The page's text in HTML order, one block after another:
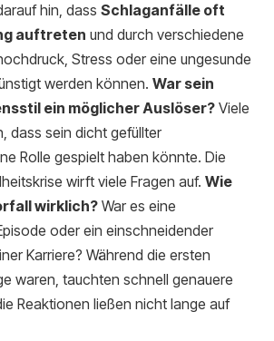
hin, dass Schlaganfälle oft
auftreten und durch verschiedene
Stress oder eine ungesunde
werden können. War sein
ein möglicher Auslöser? Viele
dass sein dicht gefüllter
Rolle gespielt haben könnte. Die
wirft viele Fragen auf. Wie
wirklich? War es eine
oder ein einschneidender
Karriere? Während die ersten
waren, tauchten schnell genauere
Reaktionen ließen nicht lange auf